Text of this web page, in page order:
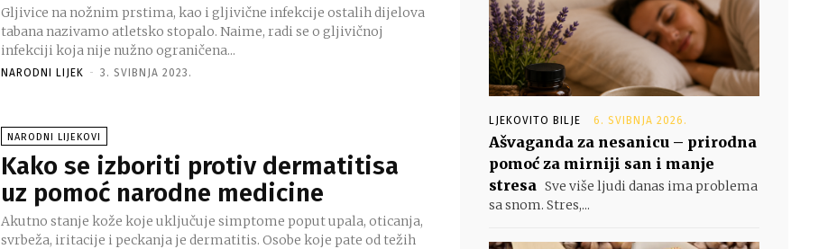
Gljivice na nožnim prstima, kao i gljivične infekcije ostalih dijelova
tabana nazivamo atletsko stopalo. Naime, radi se o gljivičnoj
infekciji koja nije nužno ograničena...
NARODNI LIJEK - 3. SVIBNJA 2023.
NARODNI LIJEKOVI
Kako se izboriti protiv dermatitisa
uz pomoć narodne medicine
Akutno stanje kože koje uključuje simptome poput upala, oticanja,
svrbeža, iritacije i peckanja je dermatitis. Osobe koje pate od težih
LJEKOVITO BILJE 6. SVIBNJA 2026.
Ašvaganda za nesanicu – prirodna
pomoć za mirniji san i manje
stresa Sve više ljudi danas ima problema
sa snom. Stres,...